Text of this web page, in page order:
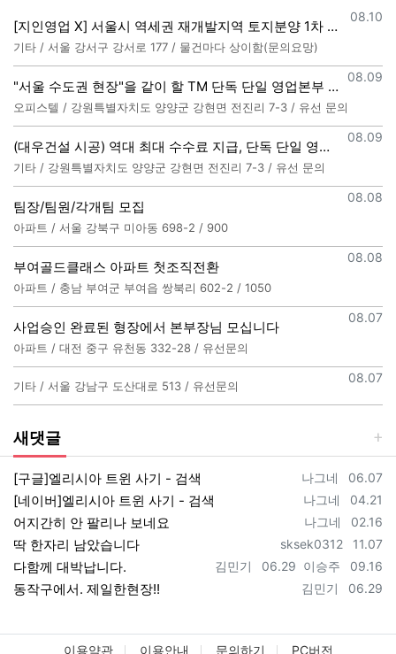
등록일
08.10
[지인영업 X] 서울시 역세권 재개발지역 토지분양 1차 상담사 모집합니다.
기타 / 서울 강서구 강서로 177 / 물건마다 상이함(문의요망)
등록일
08.09
"서울 수도권 현장"을 같이 할 TM 단독 단일 영업본부 팀 선착순 모집
오피스텔 / 강원특별자치도 양양군 강현면 전진리 7-3 / 유선 문의
등록일
08.09
(대우건설 시공) 역대 최대 수수료 지급, 단독 단일 영업본부 선착순 모집
기타 / 강원특별자치도 양양군 강현면 전진리 7-3 / 유선 문의
등록일
08.08
팀장/팀원/각개팀 모집
아파트 / 서울 강북구 미아동 698-2 / 900
등록일
08.08
부여골드클래스 아파트 첫조직전환
아파트 / 충남 부여군 부여읍 쌍북리 602-2 / 1050
등록일
08.07
사업승인 완료된 형장에서 본부장님 모십니다
아파트 / 대전 중구 유천동 332-28 / 유선문의
등록일
08.07
기타 / 서울 강남구 도산대로 513 / 유선문의
새댓글
등록자
나그네 등록일
06.07
[구글]엘리시아 트윈 사기 - 검색
등록자
나그네 등록일
04.21
[네이버]엘리시아 트윈 사기 - 검색
등록자
나그네 등록일
02.16
어지간히 안 팔리나 보네요
등록자
sksek0312 등록일
11.07
딱 한자리 남았습니다
등록자
이승주 등록일
09.16
등록자
김민기 등록일
06.29
다함께 대박납니다.
등록자
김민기 등록일
06.29
동작구에서. 제일한현장!!
이용약관 이용안내 문의하기 PC버전